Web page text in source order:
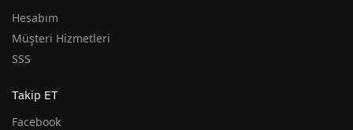
Hesabım
Müşteri Hizmetleri
SSS
Takip ET
Facebook